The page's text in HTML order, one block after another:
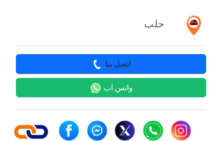
حلب
اتصل بنا
واتس اب